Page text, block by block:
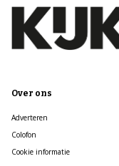
Over ons
Adverteren
Colofon
Cookie informatie